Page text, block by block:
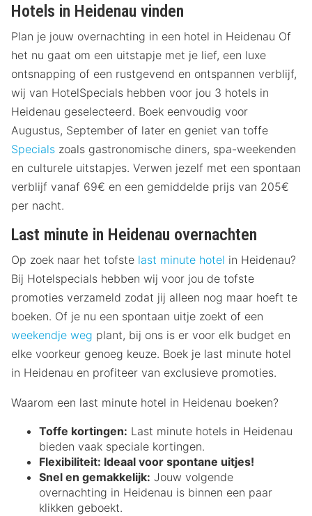
Hotels in Heidenau vinden
Plan je jouw overnachting in een hotel in Heidenau Of
het nu gaat om een uitstapje met je lief, een luxe
ontsnapping of een rustgevend en ontspannen verblijf,
wij van HotelSpecials hebben voor jou 3 hotels in
Heidenau geselecteerd. Boek eenvoudig voor
Augustus, September of later en geniet van toffe
Specials zoals gastronomische diners, spa-weekenden
en culturele uitstapjes. Verwen jezelf met een spontaan
verblijf vanaf 69€ en een gemiddelde prijs van 205€
per nacht.
Last minute in Heidenau overnachten
Op zoek naar het tofste last minute hotel in Heidenau?
Bij Hotelspecials hebben wij voor jou de tofste
promoties verzameld zodat jij alleen nog maar hoeft te
boeken. Of je nu een spontaan uitje zoekt of een
weekendje weg plant, bij ons is er voor elk budget en
elke voorkeur genoeg keuze. Boek je last minute hotel
in Heidenau en profiteer van exclusieve promoties.
Waarom een last minute hotel in Heidenau boeken?
Toffe kortingen: Last minute hotels in Heidenau
bieden vaak speciale kortingen.
Flexibiliteit: Ideaal voor spontane uitjes!
Snel en gemakkelijk: Jouw volgende
overnachting in Heidenau is binnen een paar
klikken geboekt.